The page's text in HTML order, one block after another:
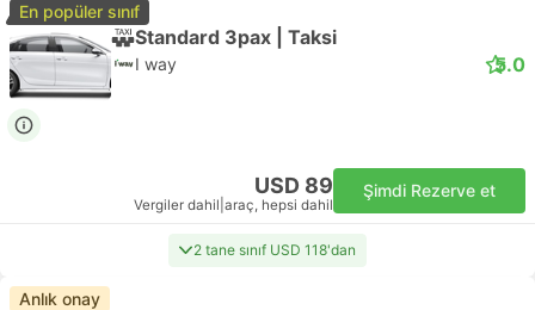
En popüler sınıf
Standard 3pax | Taksi
I way 5.0
USD 89
Vergiler dahil araç, hepsi dahil
Şimdi Rezerve et
2 tane sınıf USD 118'dan
Anlık onay